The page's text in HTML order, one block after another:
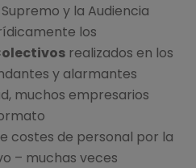
y la Audiencia
los
realizados en los
y alarmantes
muchos empresarios
costes de personal por la
– muchas veces